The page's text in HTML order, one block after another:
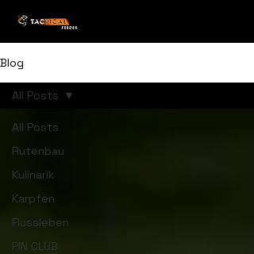
Blog
All Posts
Rutenbau
Kulinarik
Karpfen
Flussleben
PIN CLUB
All Posts